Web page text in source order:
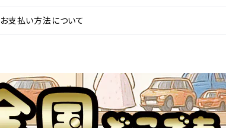
お支払い方法について